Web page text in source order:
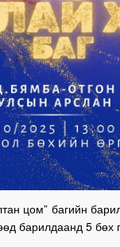
цом” багийн
барилдаанд 5 бөх